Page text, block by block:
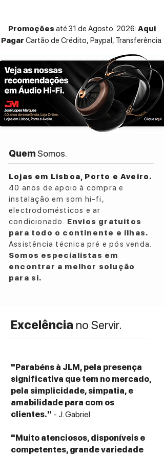
Promoções até 31 de Agosto 2026: Aqui
Pagar Cartão de Crédito, Paypal, Transferência
QuemSomos.
Lojas em Lisboa, Porto e Aveiro.
40 anos de apoio à compra e
instalação em som hi-fi,
electrodomésticos e ar
condicionado. Envios gratuitos
para todo o continente e ilhas.
Assistência técnica pré e pós venda.
Somos especialistas em
encontrar a melhor solução
para si.
Excelência no Servir.
"Parabéns à JLM, pela presença
significativa que tem no mercado,
pela simplicidade, simpatia, e
amabilidade para com os
clientes." - J. Gabriel
"Muito atenciosos, disponíveis e
competentes, grande variedade